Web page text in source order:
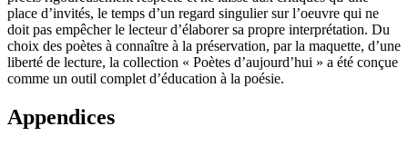
place d’invités, le temps d’un regard singulier sur l’oeuvre qui ne
doit pas empêcher le lecteur d’élaborer sa propre interprétation. Du
choix des poètes à connaître à la préservation, par la maquette, d’une
liberté de lecture, la collection « Poètes d’aujourd’hui » a été conçue
comme un outil complet d’éducation à la poésie.
Appendices